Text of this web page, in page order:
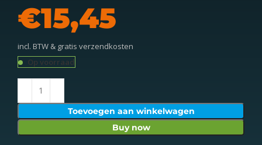
€
incl. BTW & gratis verzendkosten
Op voorraad
Toevoegen aan winkelwagen
Buy now